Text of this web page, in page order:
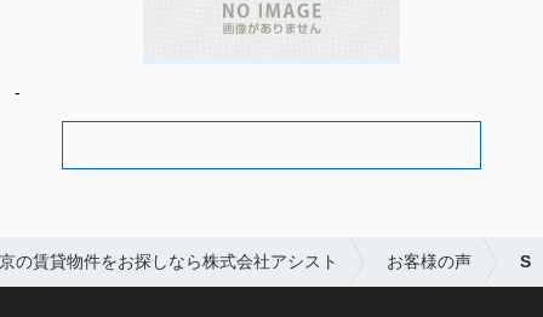
-
の賃貸物件をお探しなら株式会社アシスト お客様の声 S